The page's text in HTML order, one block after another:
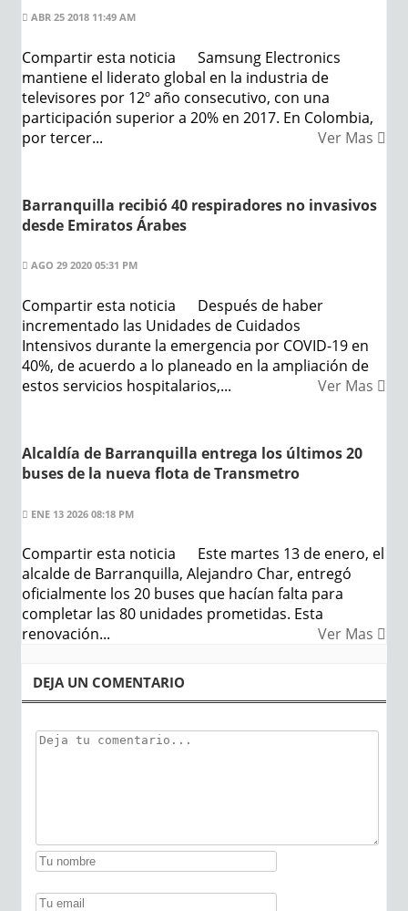
ABR 25 2018 11:49 AM
Compartir esta noticia Samsung Electronics
mantiene el liderato global en la industria de
televisores por 12º año consecutivo, con una
participación superior a 20% en 2017. En Colombia,
por tercer...
Ver Mas
Barranquilla recibió 40 respiradores no invasivos
desde Emiratos Árabes
AGO 29 2020 05:31 PM
Compartir esta noticia Después de haber
incrementado las Unidades de Cuidados
Intensivos durante la emergencia por COVID-19 en
40%, de acuerdo a lo planeado en la ampliación de
estos servicios hospitalarios,...
Ver Mas
Alcaldía de Barranquilla entrega los últimos 20
buses de la nueva flota de Transmetro
ENE 13 2026 08:18 PM
Compartir esta noticia Este martes 13 de enero, el
alcalde de Barranquilla, Alejandro Char, entregó
oficialmente los 20 buses que hacían falta para
completar las 80 unidades prometidas. Esta
renovación...
Ver Mas
DEJA UN COMENTARIO